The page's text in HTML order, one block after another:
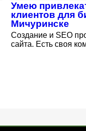
Умею
клиентов для
Мичуринске
Создание и SEO
сайта. Есть своя